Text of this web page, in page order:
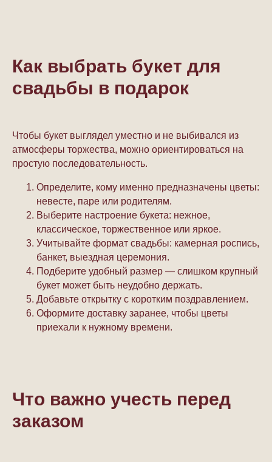
Как выбрать букет для
свадьбы в подарок
Чтобы букет выглядел уместно и не выбивался из
атмосферы торжества, можно ориентироваться на
простую последовательность.
Определите, кому именно предназначены цветы:
невесте, паре или родителям.
Выберите настроение букета: нежное,
классическое, торжественное или яркое.
Учитывайте формат свадьбы: камерная роспись,
банкет, выездная церемония.
Подберите удобный размер — слишком крупный
букет может быть неудобно держать.
Добавьте открытку с коротким поздравлением.
Оформите доставку заранее, чтобы цветы
приехали к нужному времени.
Что важно учесть перед
заказом